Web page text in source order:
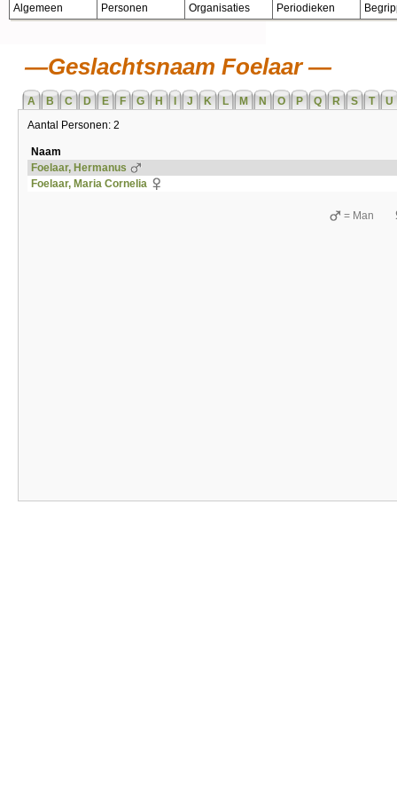
Algemeen Personen Organisaties Periodieken
Geslachtsnaam Foelaar
A B C D E F G H J K L M N O P Q R S T
U
Aantal Personen: 2
Naam
Foelaar, Hermanus
Foelaar, Maria Cornelia
= Man